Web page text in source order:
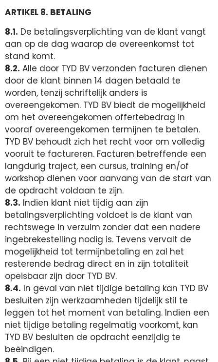
ARTIKEL 8. BETALING
8.1. De betalingsverplichting van de klant vangt
aan op de dag waarop de overeenkomst tot
stand komt.
8.2. Alle door TYD BV verzonden facturen dienen
door de klant binnen 14 dagen betaald te
worden, tenzij schriftelijk anders is
overeengekomen. TYD BV biedt de mogelijkheid
om het overeengekomen offertebedrag in
vooraf overeengekomen termijnen te betalen.
TYD BV behoudt zich het recht voor om volledig
vooruit te factureren. Facturen betreffende een
langdurig traject, een cursus, training en/of
workshop dienen voor aanvang van de start van
de opdracht voldaan te zijn.
8.3. Indien klant niet tijdig aan zijn
betalingsverplichting voldoet is de klant van
rechtswege in verzuim zonder dat een nadere
ingebrekestelling nodig is. Tevens vervalt de
mogelijkheid tot termijnbetaling en zal het
resterende bedrag direct en in zijn totaliteit
opeisbaar zijn door TYD BV.
8.4. In geval van niet tijdige betaling kan TYD BV
besluiten zijn werkzaamheden tijdelijk stil te
leggen tot het moment van betaling. Indien een
niet tijdige betaling regelmatig voorkomt, kan
TYD BV besluiten de opdracht eenzijdig te
beëindigen.